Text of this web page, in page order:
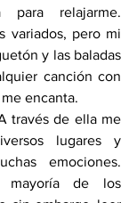
relajarme.
variados, pero mi
y las baladas
canción con
encanta.
través de ella me
lugares y
emociones.
mayoría de los